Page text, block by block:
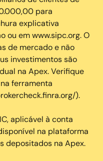
para
explicativa
ou em www.sipc.org. O
de mercado e não
investimentos são
na Apex. Verifique
ferramenta
).
aplicável à conta
na plataforma
depositados na Apex.